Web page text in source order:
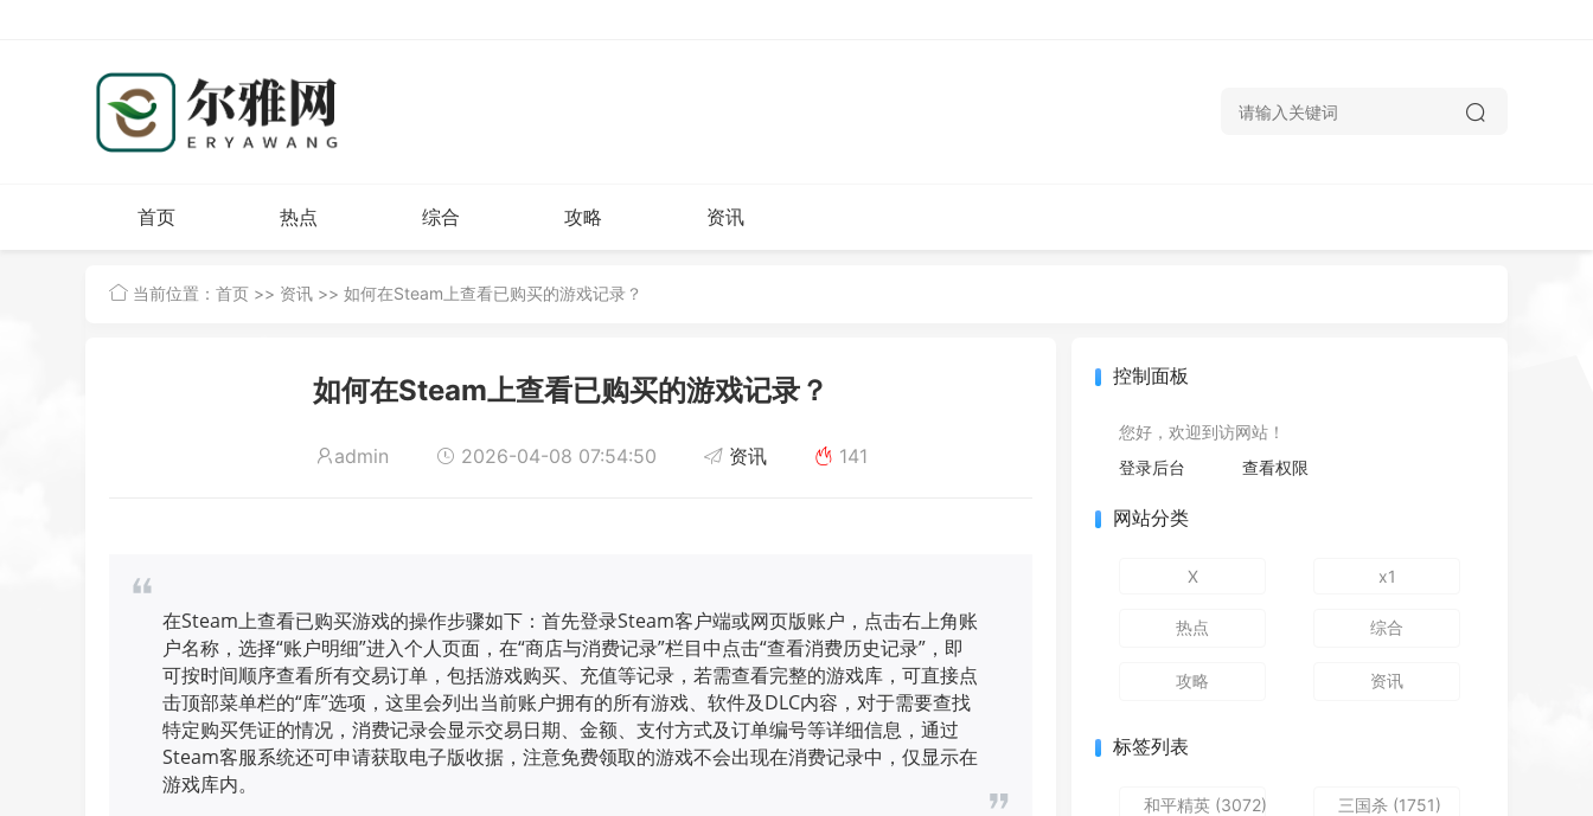
首页 热点 综合 攻略 资讯
当前位置： 首页 >> 资讯 >> 如何在Steam上查看已购买的游戏记录？
如何在Steam上查看已购买的游戏记录？
admin 2026-04-08 07:54:50 资讯 141
在Steam上查看已购买游戏的操作步骤如下：首先登录Steam客户端或网页版账户，点击右上角账
户名称，选择“账户明细”进入个人页面，在“商店与消费记录”栏目中点击“查看消费历史记录”，即
可按时间顺序查看所有交易订单，包括游戏购买、充值等记录，若需查看完整的游戏库，可直接点
击顶部菜单栏的“库”选项，这里会列出当前账户拥有的所有游戏、软件及DLC内容，对于需要查找
特定购买凭证的情况，消费记录会显示交易日期、金额、支付方式及订单编号等详细信息，通过
Steam客服系统还可申请获取电子版收据，注意免费领取的游戏不会出现在消费记录中，仅显示在
游戏库内。
控制面板
您好，欢迎到访网站！
登录后台
查看权限
网站分类
X x1
热点 综合
攻略 资讯
标签列表
和平精英 (3072) 三国杀 (1751)